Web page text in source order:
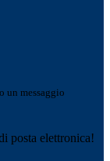
un messaggio
posta elettronica!